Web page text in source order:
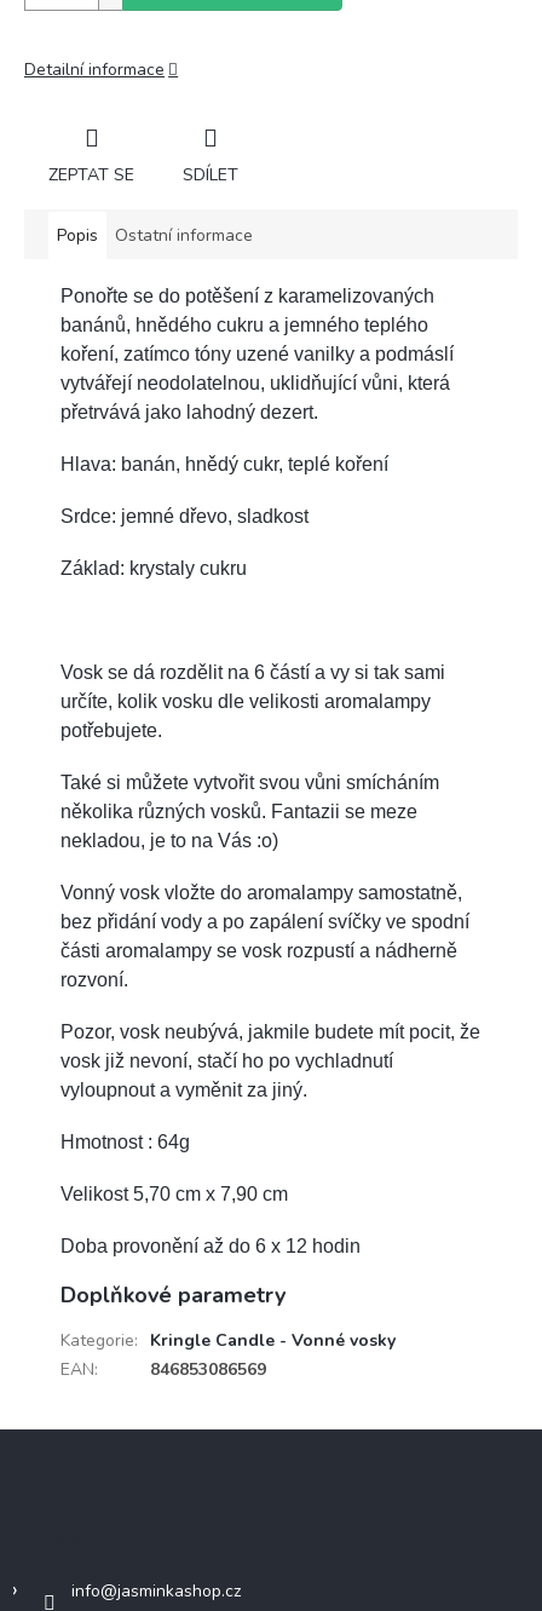
Detailní informace
ZEPTAT SE SDÍLET
Popis Ostatní informace
Ponořte se do potěšení z karamelizovaných
banánů, hnědého cukru a jemného teplého
koření, zatímco tóny uzené vanilky a podmáslí
vytvářejí neodolatelnou, uklidňující vůni, která
přetrvává jako lahodný dezert.
Hlava: banán, hnědý cukr, teplé koření
Srdce: jemné dřevo, sladkost
Základ: krystaly cukru
Vosk se dá rozdělit na 6 částí a vy si tak sami
určíte, kolik vosku dle velikosti aromalampy
potřebujete.
Také si můžete vytvořit svou vůni smícháním
několika různých vosků. Fantazii se meze
nekladou, je to na Vás :o)
Vonný vosk vložte do aromalampy samostatně,
bez přidání vody a po zapálení svíčky ve spodní
části aromalampy se vosk rozpustí a nádherně
rozvoní.
Pozor, vosk neubývá, jakmile budete mít pocit, že
vosk již nevoní, stačí ho po vychladnutí
vyloupnout a vyměnit za jiný.
Hmotnost : 64g
Velikost 5,70 cm x 7,90 cm
Doba provonění až do 6 x 12 hodin
Doplňkové parametry
Kategorie:
Kringle Candle - Vonné vosky
EAN: 846853086569
info@jasminkashop.cz